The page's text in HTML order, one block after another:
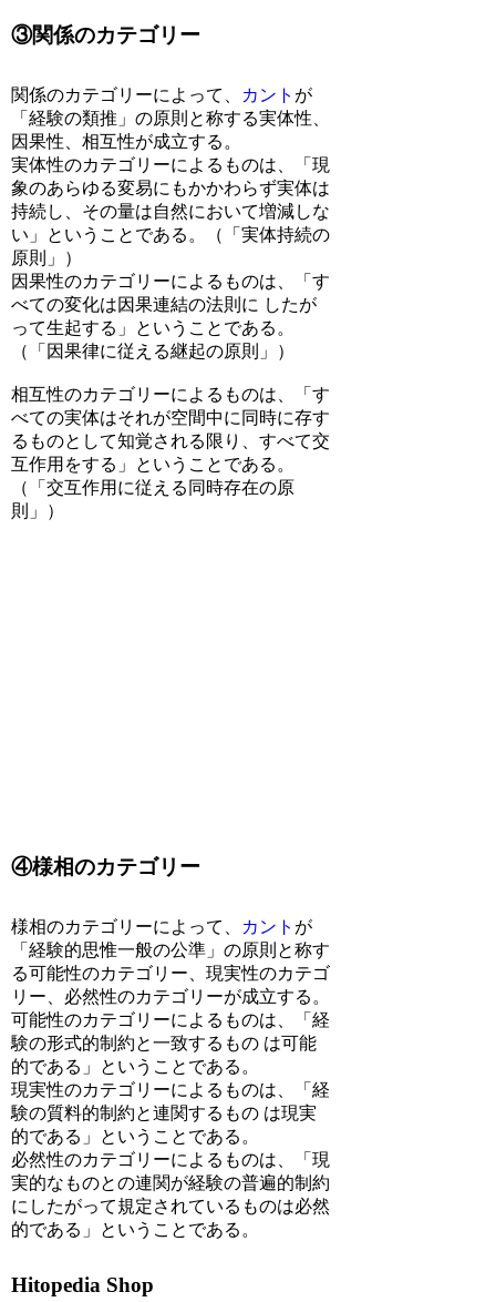
③関係のカテゴリー
関係のカテゴリーによって、 カント が
「経験の類推」の原則と称する実体性、
因果性、相互性が成立する。
実体性のカテゴリーによるものは、「現
象のあらゆる変易にもかかわらず実体は
持続し、その量は自然において増減しな
い」ということである。（「実体持続の
原則」）
因果性のカテゴリーによるものは、「す
べての変化は因果連結の法則に したが
って生起する」ということである。
（「因果律に従える継起の原則」）
相互性のカテゴリーによるものは、「す
べての実体はそれが空間中に同時に存す
るものとして知覚される限り、すべて交
互作用をする」ということである。
（「交互作用に従える同時存在の原
則」）
④様相のカテゴリー
様相のカテゴリーによって、 カント が
「経験的思惟一般の公準」の原則と称す
る可能性のカテゴリー、現実性のカテゴ
リー、必然性のカテゴリーが成立する。
可能性のカテゴリーによるものは、「経
験の形式的制約と一致するもの は可能
的である」ということである。
現実性のカテゴリーによるものは、「経
験の質料的制約と連関するもの は現実
的である」ということである。
必然性のカテゴリーによるものは、「現
実的なものとの連関が経験の普遍的制約
にしたがって規定されているものは必然
的である」ということである。
Hitopedia Shop